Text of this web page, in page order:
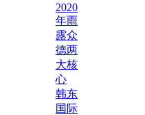
2020
年雨
露众
德两
大核
心
韩东
国际